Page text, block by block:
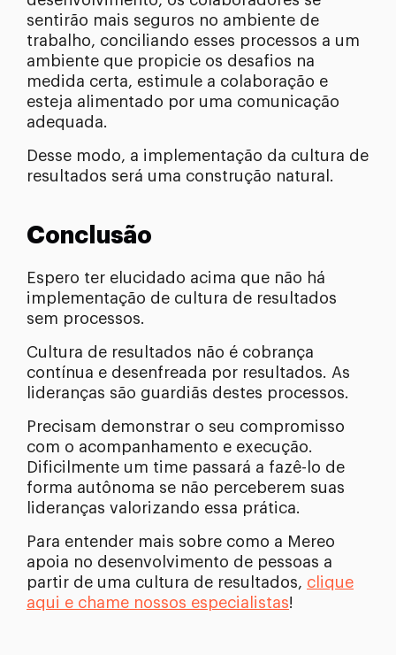
sentirão mais seguros no ambiente de
trabalho, conciliando esses processos a um
ambiente que propicie os desafios na
medida certa, estimule a colaboração e
esteja alimentado por uma comunicação
adequada.
Desse modo, a implementação da cultura de
resultados será uma construção natural.
Conclusão
Espero ter elucidado acima que não há
implementação de cultura de resultados
sem processos.
Cultura de resultados não é cobrança
contínua e desenfreada por resultados. As
lideranças são guardiãs destes processos.
Precisam demonstrar o seu compromisso
com o acompanhamento e execução.
Dificilmente um time passará a fazê-lo de
forma autônoma se não perceberem suas
lideranças valorizando essa prática.
Para entender mais sobre como a Mereo
apoia no desenvolvimento de pessoas a
partir de uma cultura de resultados, clique
aqui e chame nossos especialistas!